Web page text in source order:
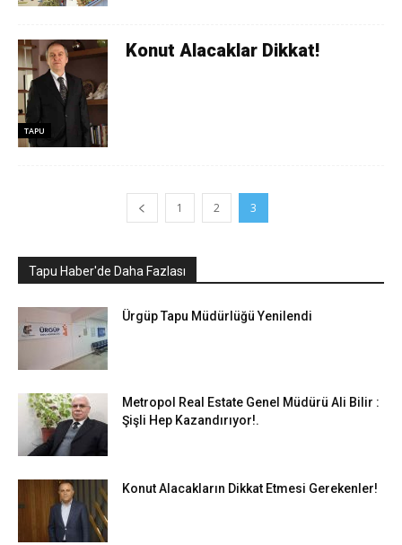
TAPU
Konut Alacaklar Dikkat!
1 2 3
Tapu Haber'de Daha Fazlası
Ürgüp Tapu Müdürlüğü Yenilendi
Metropol Real Estate Genel Müdürü Ali Bilir :
Şişli Hep Kazandırıyor!.
Konut Alacakların Dikkat Etmesi Gerekenler!